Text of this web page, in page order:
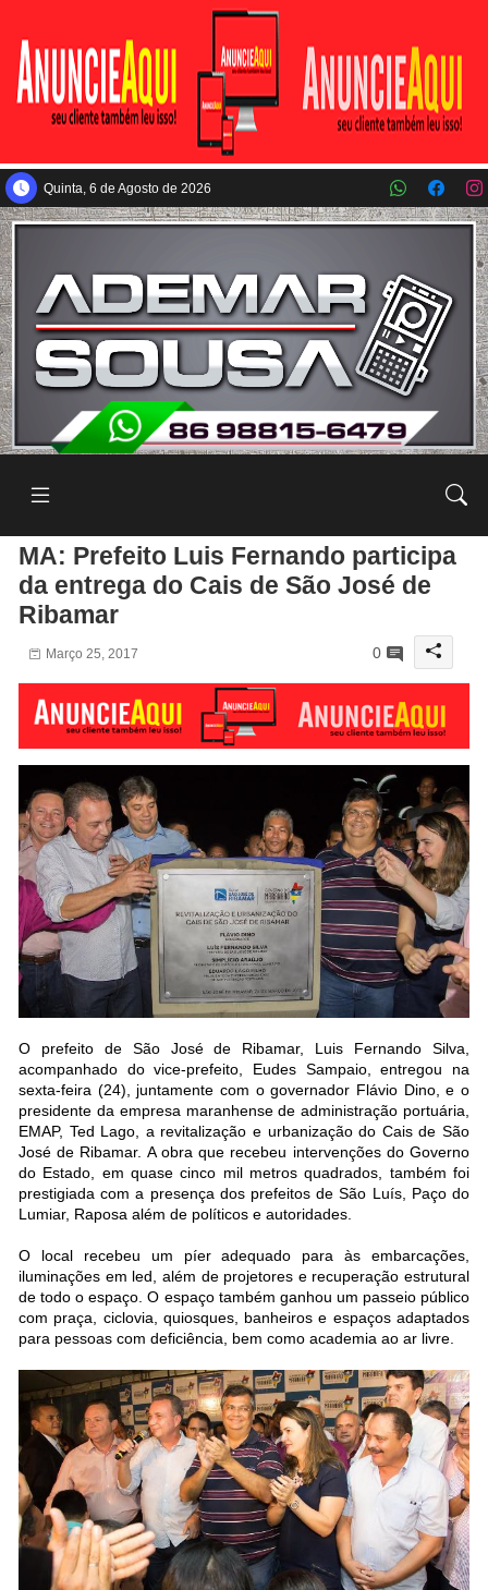
Pular para o conteúdo principal
Quinta, 6 de Agosto de 2026
MA: Prefeito Luis Fernando participa
da entrega do Cais de São José de
Ribamar
Março 25, 2017 0
O prefeito de São José de Ribamar, Luis Fernando Silva,
acompanhado do vice-prefeito, Eudes Sampaio, entregou na
sexta-feira (24), juntamente com o governador Flávio Dino, e o
presidente da empresa maranhense de administração portuária,
EMAP, Ted Lago, a revitalização e urbanização do Cais de São
José de Ribamar. A obra que recebeu intervenções do Governo
do Estado, em quase cinco mil metros quadrados, também foi
prestigiada com a presença dos prefeitos de São Luís, Paço do
Lumiar, Raposa além de políticos e autoridades.
O local recebeu um píer adequado para às embarcações,
iluminações em led, além de projetores e recuperação estrutural
de todo o espaço. O espaço também ganhou um passeio público
com praça, ciclovia, quiosques, banheiros e espaços adaptados
para pessoas com deficiência, bem como academia ao ar livre.